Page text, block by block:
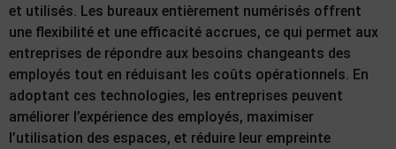
et utilisés. Les bureaux entièrement numérisés offrent
une flexibilité et une efficacité accrues, ce qui permet aux
entreprises de répondre aux besoins changeants des
employés tout en réduisant les coûts opérationnels. En
adoptant ces technologies, les entreprises peuvent
améliorer l’expérience des employés, maximiser
l’utilisation des espaces, et réduire leur empreinte